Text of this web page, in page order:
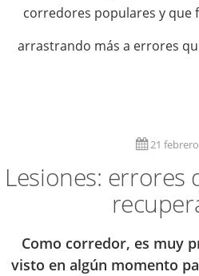
corredores populares y que
arrastrando más a errores
21
Lesiones: errores
Como corredor, es muy
visto en algún momento